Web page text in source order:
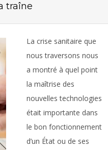
traîne
La crise sanitaire que
nous traversons nous
a montré à quel point
la maîtrise des
nouvelles technologies
était importante dans
le bon fonctionnement
d’un État ou de ses